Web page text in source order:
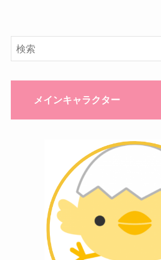
メインキャラクター